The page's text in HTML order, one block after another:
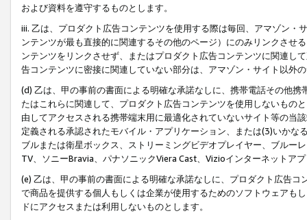
および資料を遵守するものとします。
iii. 乙は、プロダクト広告コンテンツを使用する際は毎回、アマゾン
ンテンツが最も直接的に関連するその他のページ）にのみリンクさせ
ンテンツをリンクさせず、またはプロダクト広告コンテンツに関連し
告コンテンツに密接に関連していない部分は、アマゾン・サイト以外
(d) 乙は、甲の事前の書面による明確な承諾なしに、携帯電話その他
たはこれらに関連して、プロダクト広告コンテンツを使用しないもの
由してアクセスされる携帯端末用に最適化されていないサイト等の当
定義される承認されたモバイル・アプリケーション、または(3)いか
ブルまたは衛星ボックス、ストリーミングビデオプレイヤー、ブルー
TV、ソニーBravia、パナソニックViera Cast、Vizioインターネットア
(e) 乙は、甲の事前の書面による明確な承諾なしに、プロダクト広告
で商品を提供する個人もしくは企業が使用するためのソフトウェアも
ドにアクセスまたは利用しないものとします。